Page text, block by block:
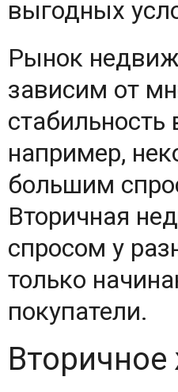
выгодных
Рынок
зависим от
например,
большим
Вторичная
спросом у
только
покупатели.